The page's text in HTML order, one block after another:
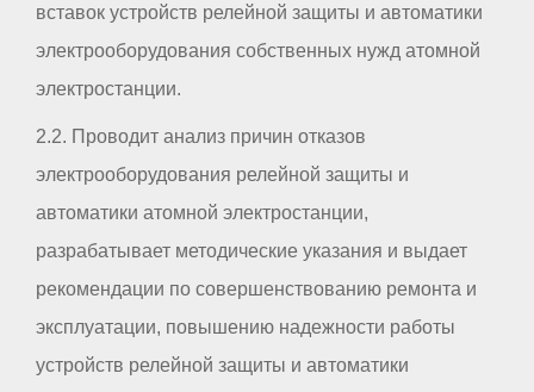
вставок устройств релейной защиты и автоматики
электрооборудования собственных нужд атомной
электростанции.
2.2. Проводит анализ причин отказов
электрооборудования релейной защиты и
автоматики атомной электростанции,
разрабатывает методические указания и выдает
рекомендации по совершенствованию ремонта и
эксплуатации, повышению надежности работы
устройств релейной защиты и автоматики